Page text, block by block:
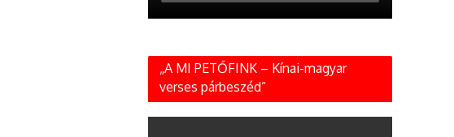
„A MI PETŐFINK – Kínai-magyar
verses párbeszéd”